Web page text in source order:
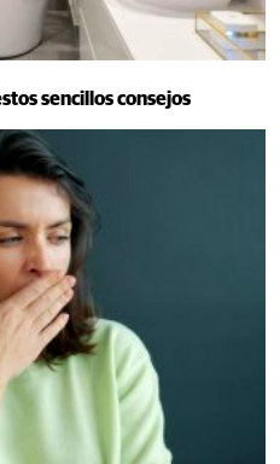
sencillos consejos